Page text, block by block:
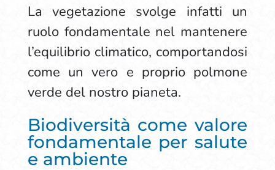
La vegetazione svolge infatti un
ruolo fondamentale nel mantenere
l’equilibrio climatico, comportandosi
come un vero e proprio polmone
verde del nostro pianeta.
Biodiversità come valore
fondamentale per salute
e ambiente